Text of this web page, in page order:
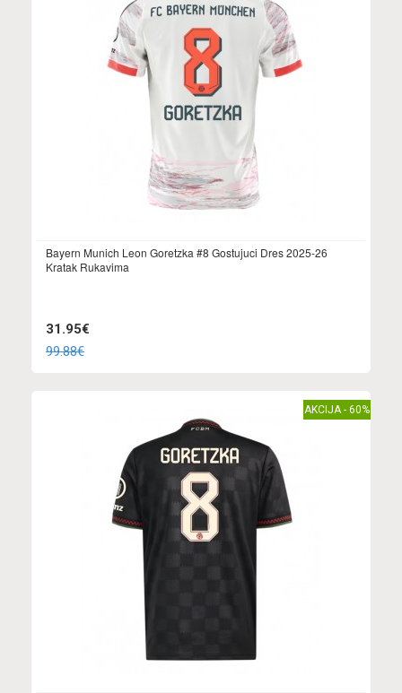
Bayern Munich Leon Goretzka #8 Gostujuci Dres 2025-26
Kratak Rukavima
31.95€
99.88€
AKCIJA - 60%